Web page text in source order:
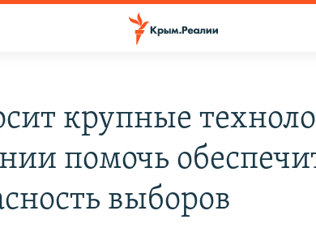
крупные
помочь
выборов